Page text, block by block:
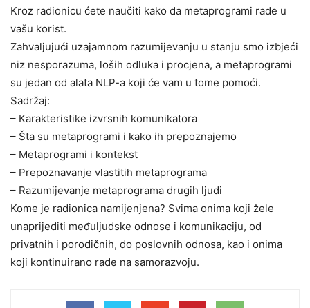
Kroz radionicu ćete naučiti kako da metaprogrami rade u
vašu korist.
Zahvaljujući uzajamnom razumijevanju u stanju smo izbjeći
niz nesporazuma, loših odluka i procjena, a metaprogrami
su jedan od alata NLP-a koji će vam u tome pomoći.
Sadržaj:
– Karakteristike izvrsnih komunikatora
– Šta su metaprogrami i kako ih prepoznajemo
– Metaprogrami i kontekst
– Prepoznavanje vlastitih metaprograma
– Razumijevanje metaprograma drugih ljudi
Kome je radionica namijenjena? Svima onima koji žele
unaprijediti međuljudske odnose i komunikaciju, od
privatnih i porodičnih, do poslovnih odnosa, kao i onima
koji kontinuirano rade na samorazvoju.